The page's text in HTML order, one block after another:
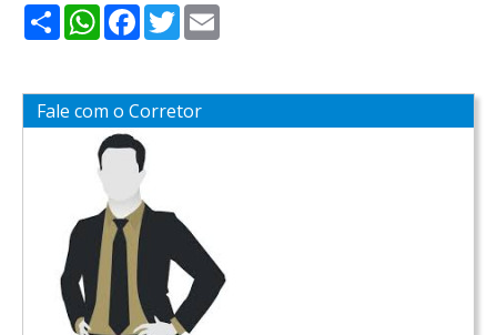
ShareWhatsApp
Facebook
Twitter
Fale com o Corretor